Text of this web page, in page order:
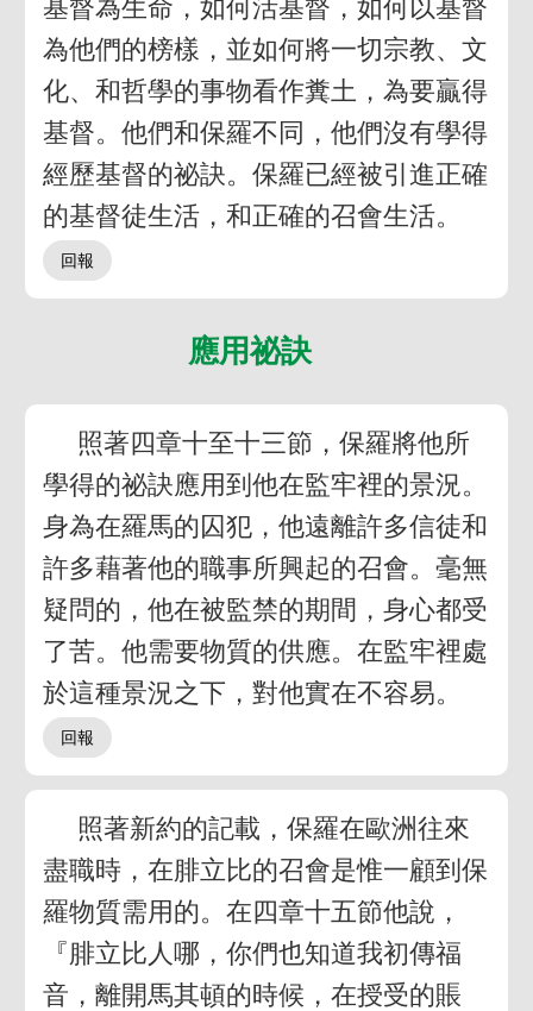
基督為生命，如何活基督，如何以基督
為他們的榜樣，並如何將一切宗教、文
化、和哲學的事物看作糞土，為要贏得
基督。他們和保羅不同，他們沒有學得
經歷基督的祕訣。保羅已經被引進正確
的基督徒生活，和正確的召會生活。
應用祕訣
照著四章十至十三節，保羅將他所
學得的祕訣應用到他在監牢裡的景況。
身為在羅馬的囚犯，他遠離許多信徒和
許多藉著他的職事所興起的召會。毫無
疑問的，他在被監禁的期間，身心都受
了苦。他需要物質的供應。在監牢裡處
於這種景況之下，對他實在不容易。
照著新約的記載，保羅在歐洲往來
盡職時，在腓立比的召會是惟一顧到保
羅物質需用的。在四章十五節他說，
『腓立比人哪，你們也知道我初傳福
音，離開馬其頓的時候，在授受的賬